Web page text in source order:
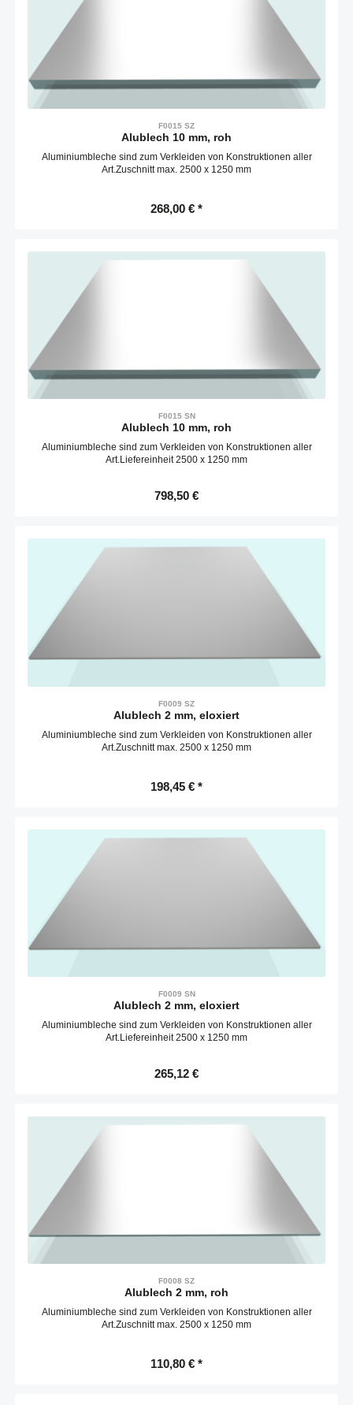
F0015 SZ
Alublech 10 mm, roh
Aluminiumbleche sind zum Verkleiden von Konstruktionen aller
Art.Zuschnitt max. 2500 x 1250 mm
268,00 € *
F0015 SN
Alublech 10 mm, roh
Aluminiumbleche sind zum Verkleiden von Konstruktionen aller
Art.Liefereinheit 2500 x 1250 mm
Regulärer Preis:
798,50 €
F0009 SZ
Alublech 2 mm, eloxiert
Aluminiumbleche sind zum Verkleiden von Konstruktionen aller
Art.Zuschnitt max. 2500 x 1250 mm
198,45 € *
F0009 SN
Alublech 2 mm, eloxiert
Aluminiumbleche sind zum Verkleiden von Konstruktionen aller
Art.Liefereinheit 2500 x 1250 mm
Regulärer Preis:
265,12 €
F0008 SZ
Alublech 2 mm, roh
Aluminiumbleche sind zum Verkleiden von Konstruktionen aller
Art.Zuschnitt max. 2500 x 1250 mm
110,80 € *